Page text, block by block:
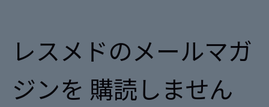
レスメドのメールマガ
ジンを 購読しません